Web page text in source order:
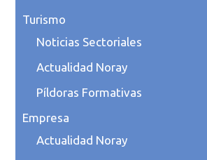
Turismo
Noticias Sectoriales
Actualidad Noray
Píldoras Formativas
Empresa
Actualidad Noray